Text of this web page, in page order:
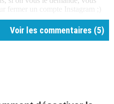
Voir les commentaires (5)